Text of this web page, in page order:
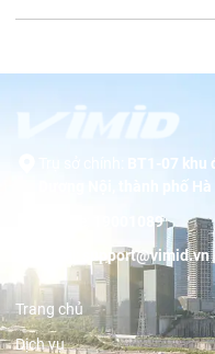
BT1-07
Dương Nội, thành phố
19001089
support@vimid.vn
Trang chủ
Dịch vụ